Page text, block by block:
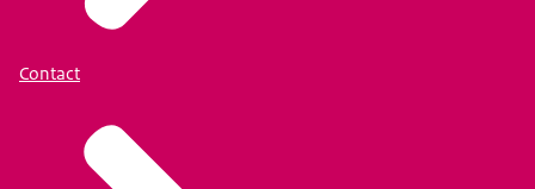
Contact